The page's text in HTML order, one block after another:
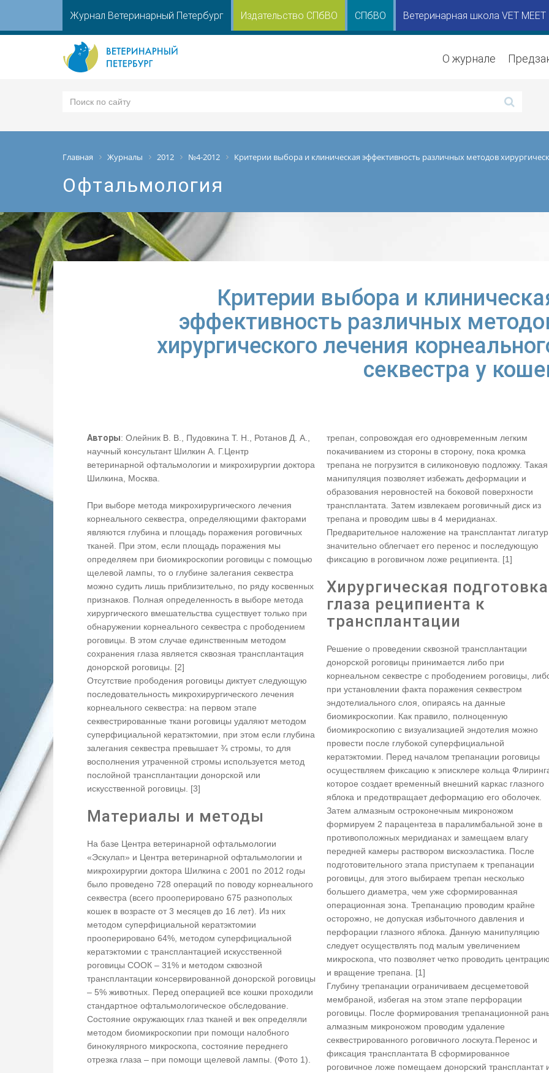
Журнал Ветеринарный Петербург Издательство СПбВО СПбВО Ветеринарная школа VET MEET
О журнале
Главная Журналы 2012 №4-2012 Критерии выбора и клиническая эффективность различных методов
Офтальмология
Критерии выбора и
эффективность различных
хирургического лечения
секвестра у
Авторы: Олейник В. В., Пудовкина Т. Н., Ротанов Д. А.,
научный консультант Шилкин А. Г.Центр
ветеринарной офтальмологии и микрохирургии доктора
Шилкина, Москва.
При выборе метода микрохирургического лечения
корнеального секвестра, определяющими факторами
являются глубина и площадь поражения роговичных
тканей. При этом, если площадь поражения мы
определяем при биомикроскопии роговицы с помощью
щелевой лампы, то о глубине залегания секвестра
можно судить лишь приблизительно, по ряду косвенных
признаков. Полная определенность в выборе метода
хирургического вмешательства существует только при
обнаружении корнеального секвестра с прободением
роговицы. В этом случае единственным методом
сохранения глаза является сквозная трансплантация
донорской роговицы. [2]
Отсутствие прободения роговицы диктует следующую
последовательность микрохирургического лечения
корнеального секвестра: на первом этапе
секвестрированные ткани роговицы удаляют методом
суперфициальной кератэктомии, при этом если глубина
залегания секвестра превышает ¾ стромы, то для
восполнения утраченной стромы используется метод
послойной трансплантации донорской или
искусственной роговицы. [3]
Материалы и методы
На базе Центра ветеринарной офтальмологии
«Эскулап» и Центра ветеринарной офтальмологии и
микрохирургии доктора Шилкина с 2001 по 2012 годы
было проведено 728 операций по поводу корнеального
секвестра (всего прооперировано 675 разнополых
кошек в возрасте от 3 месяцев до 16 лет). Из них
методом суперфициальной кератэктомии
прооперировано 64%, методом суперфициальной
кератэктомии с трансплантацией искусственной
роговицы СООК – 31% и методом сквозной
трансплантации консервированной донорской роговицы
– 5% животных. Перед операцией все кошки проходили
стандартное офтальмологическое обследование.
Состояние окружающих глаз тканей и век определяли
методом биомикроскопии при помощи налобного
бинокулярного микроскопа, состояние переднего
отрезка глаза – при помощи щелевой лампы. (Фото 1).
трепан, сопровождая его одновременным легким
покачиванием из стороны в сторону, пока кромка
трепана не погрузится в силиконовую подложку. Такая
манипуляция позволяет избежать деформации и
образования неровностей на боковой поверхности
трансплантата. Затем извлекаем роговичный диск из
трепана и проводим швы в 4 меридианах.
Предварительное наложение на трансплантат лигатур
значительно облегчает его перенос и последующую
фиксацию в роговичном ложе реципиента. [1]
Хирургическая подготовка
глаза реципиента к
трансплантации
Решение о проведении сквозной трансплантации
донорской роговицы принимается либо при
корнеальном секвестре с прободением роговицы,
при установлении факта поражения секвестром
эндотелиального слоя, опираясь на данные
биомикроскопии. Как правило, полноценную
биомикроскопию с визуализацией эндотелия можно
провести после глубокой суперфициальной
кератэктомии. Перед началом трепанации роговицы
осуществляем фиксацию к эписклере кольца
которое создает временный внешний каркас глазного
яблока и предотвращает деформацию его оболочек.
Затем алмазным остроконечным микроножом
формируем 2 парацентеза в паралимбальной зоне в
противоположных меридианах и замещаем влагу
передней камеры раствором вискоэластика. После
подготовительного этапа приступаем к трепанации
роговицы, для этого выбираем трепан несколько
большего диаметра, чем уже сформированная
операционная зона. Трепанацию проводим крайне
осторожно, не допуская избыточного давления и
перфорации глазного яблока. Данную манипуляцию
следует осуществлять под малым увеличением
микроскопа, что позволяет четко проводить центрацию
и вращение трепана. [1]
Глубину трепанации ограничиваем десцеметовой
мембраной, избегая на этом этапе перфорации
роговицы. После формирования трепанационной
алмазным микроножом проводим удаление
секвестрированного роговичного лоскута.Перенос и
фиксация трансплантата В сформированное
роговичное ложе помещаем донорский трансплантат